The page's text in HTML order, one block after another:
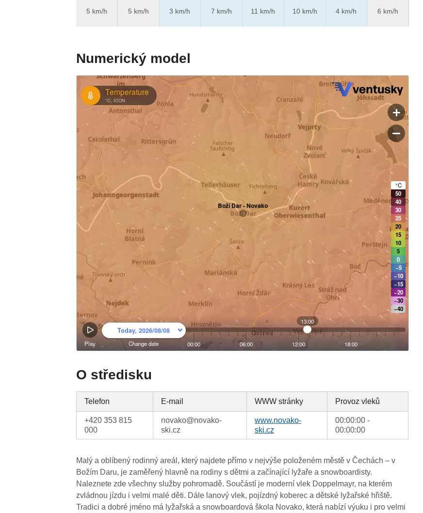
5 km/h
5 km/h
3 km/h
7 km/h
11 km/h
10 km/h
4 km/h
6 km/h
Numerický model
O středisku
Telefon E-mail WWW stránky Provoz vleků
+420 353 815
000
novako@novako-
ski.cz
www.novako-
ski.cz
00:00:00 -
00:00:00
Malý a oblíbený rodinný areál, který najdete přímo v nejvýše položeném městě v Čechách – v
Božím Daru, je zaměřený hlavně na rodiny s dětmi a začínající lyžaře a snowboardisty.
Naleznete zde všechny služby pohromadě. Součástí je moderní vlek Doppelmayr, na kterém
zvládnou jízdu i velmi malé děti. Dále lanový vlek, pojízdný koberec a dětské lyžařské hřiště.
Tradici a dobré jméno má lyžařská a snowboardová škola Novako, která nabízí výuku i pro velmi